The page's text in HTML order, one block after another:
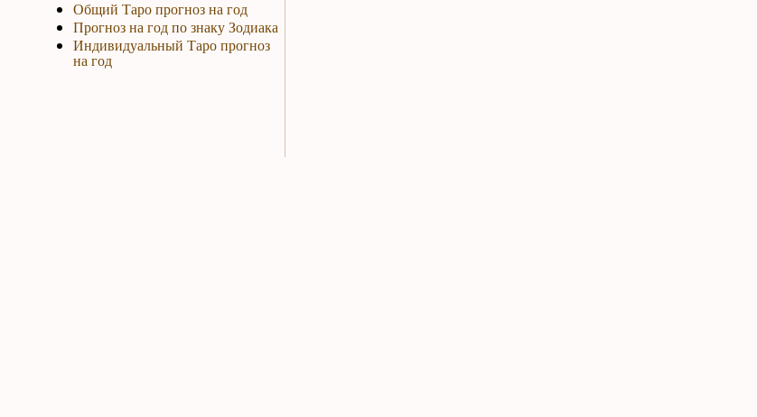
Общий Таро прогноз на год
Прогноз на год по знаку Зодиака
Индивидуальный Таро прогноз
на год